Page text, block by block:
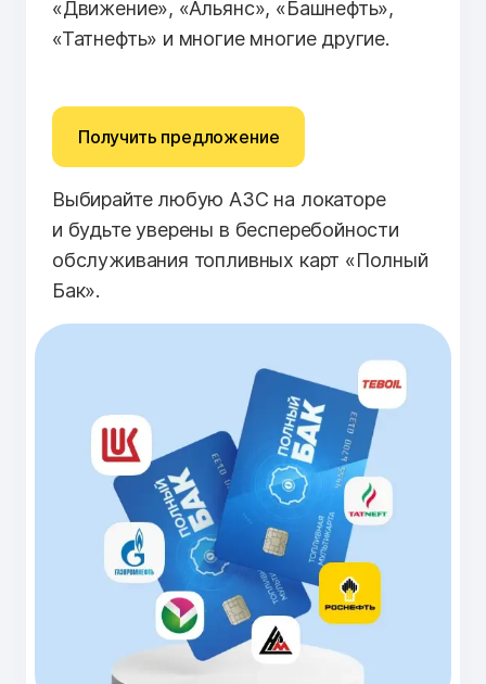
«Движение», «Альянс», «Башнефть»,
«Татнефть» и многие многие другие.
Получить предложение
Выбирайте любую АЗС на локаторе
и будьте уверены в бесперебойности
обслуживания топливных карт «Полный
Бак».